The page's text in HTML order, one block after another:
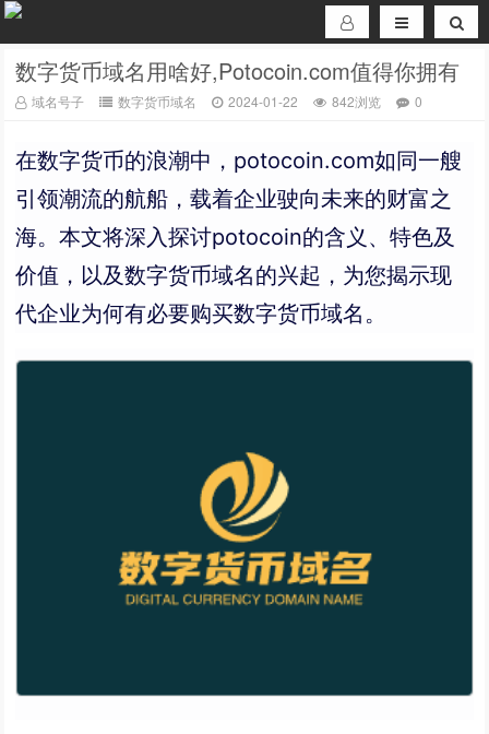
数字货币域名用啥好,Potocoin.com值得你拥有
域名号子 数字货币域名 2024-01-22 842浏览 0
在数字货币的浪潮中，potocoin.com如同一艘
引领潮流的航船，载着企业驶向未来的财富之
海。本文将深入探讨potocoin的含义、特色及
价值，以及数字货币域名的兴起，为您揭示现
代企业为何有必要购买数字货币域名。